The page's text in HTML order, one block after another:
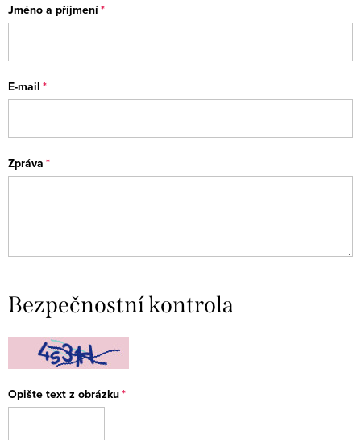
Jméno a příjmení
E-mail
Zpráva
Bezpečnostní kontrola
Opište text z obrázku